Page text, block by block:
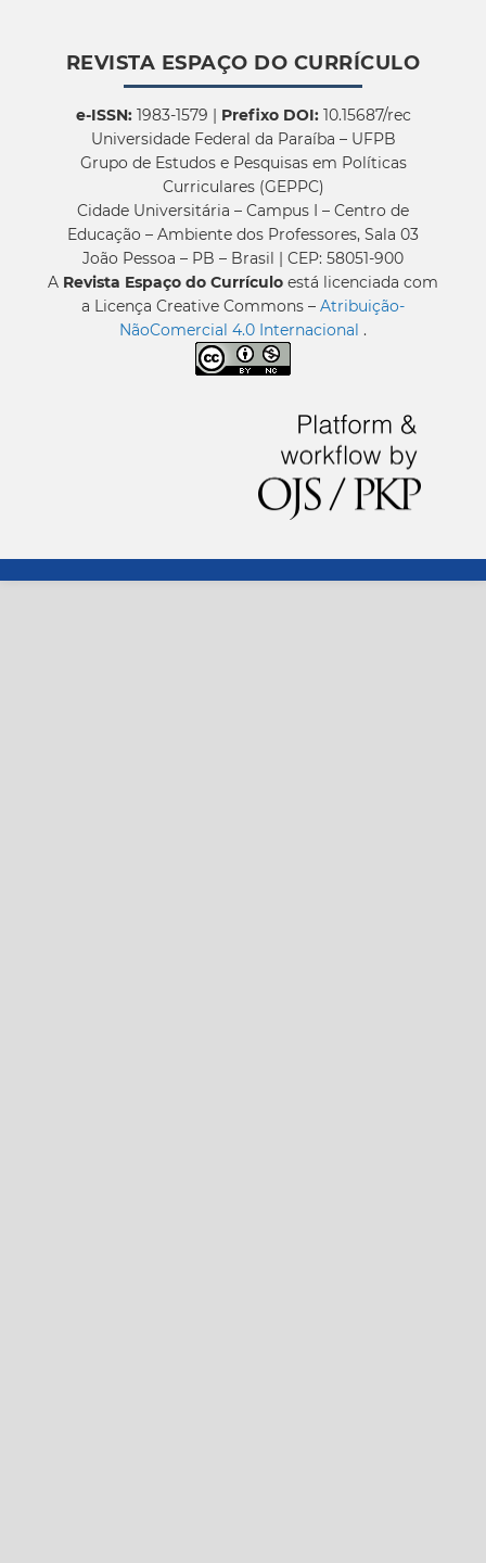
REVISTA ESPAÇO DO CURRÍCULO
e-ISSN:1983-1579 | Prefixo DOI:10.15687/rec
Universidade Federal da Paraíba – UFPB
Grupo de Estudos e Pesquisas em Políticas
Curriculares (GEPPC)
Cidade Universitária – Campus I – Centro de
Educação – Ambiente dos Professores, Sala 03
João Pessoa – PB – Brasil | CEP: 58051-900
A Revista Espaço do Currículo está licenciada com
a Licença Creative Commons – Atribuição-
NãoComercial 4.0 Internacional .